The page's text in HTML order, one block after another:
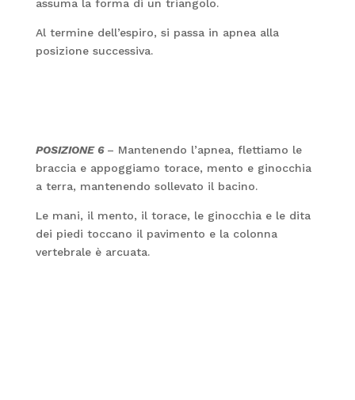
assuma la forma di un triangolo.
Al termine dell’espiro, si passa in apnea alla
posizione successiva.
POSIZIONE 6 – Mantenendo l’apnea, flettiamo le
braccia e appoggiamo torace, mento e ginocchia
a terra, mantenendo sollevato il bacino.
Le mani, il mento, il torace, le ginocchia e le dita
dei piedi toccano il pavimento e la colonna
vertebrale è arcuata.